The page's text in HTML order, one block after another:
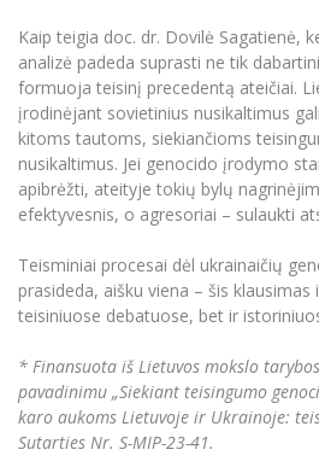
Kaip teigia doc. dr. Dovilė Sagatienė,
analizė padeda suprasti ne tik
formuoja teisinį precedentą ateičiai.
įrodinėjant sovietinius nusikaltimus
kitoms tautoms, siekiančioms
nusikaltimus. Jei genocido įrodymo
apibrėžti, ateityje tokių bylų
efektyvesnis, o agresoriai – sulaukti
Teisminiai procesai dėl ukrainaičių
prasideda, aišku viena – šis klausimas
teisiniuose debatuose, bet ir
* Finansuota iš Lietuvos mokslo
pavadinimu „Siekiant teisingumo
karo aukoms Lietuvoje ir Ukrainoje:
Sutarties Nr. S-MIP-23-41.